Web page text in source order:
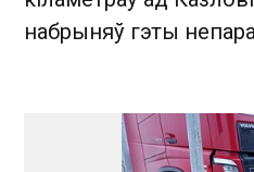
набрыняў гэты